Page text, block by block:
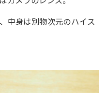
中身は別物次元のハイス